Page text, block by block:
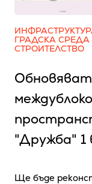
ГРАДСКА СРЕДА
СТРОИТЕЛСТВО
Обновяват
"Дружба" 1
Ще бъде